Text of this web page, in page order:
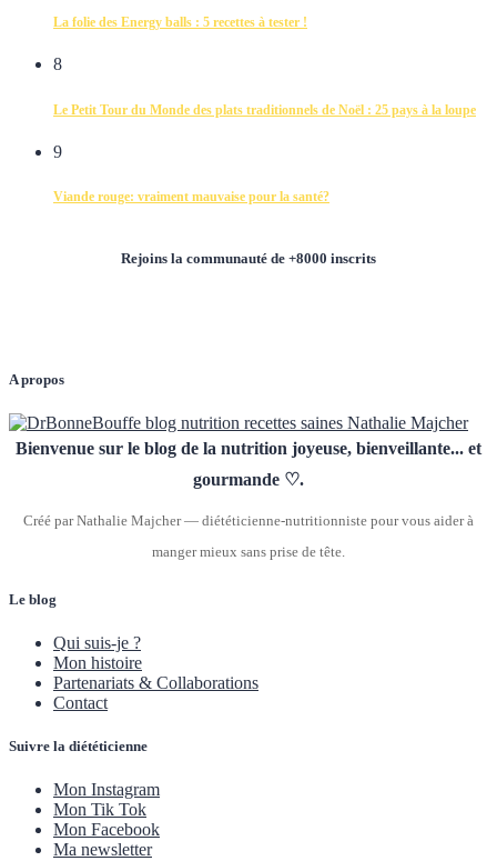
La folie des Energy balls : 5 recettes à tester !
8
Le Petit Tour du Monde des plats traditionnels de Noël : 25 pays à la loupe
9
Viande rouge: vraiment mauvaise pour la santé?
Rejoins la communauté de +8000 inscrits
A propos
Bienvenue sur le blog de la nutrition joyeuse, bienveillante... et
gourmande ♡.
Créé par Nathalie Majcher — diététicienne-nutritionniste pour vous aider à
manger mieux sans prise de tête.
Le blog
Qui suis-je ?
Mon histoire
Partenariats & Collaborations
Contact
Suivre la diététicienne
Mon Instagram
Mon Tik Tok
Mon Facebook
Ma newsletter